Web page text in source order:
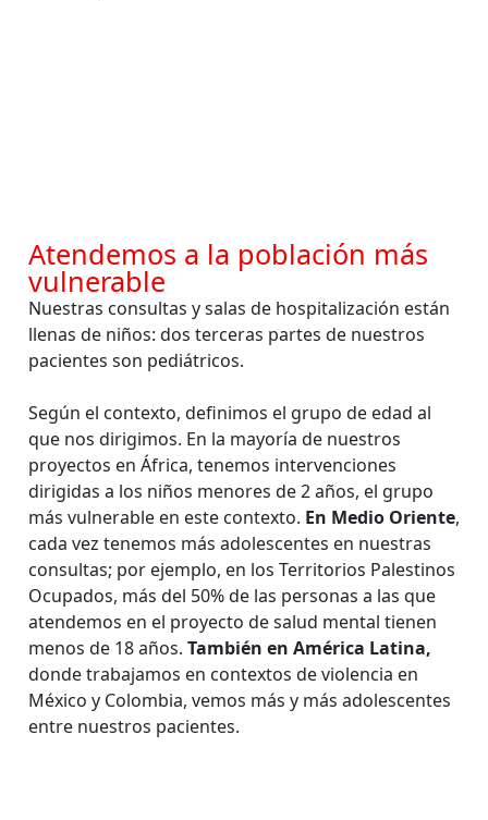
Atendemos a la población más
vulnerable
Nuestras consultas y salas de hospitalización están
llenas de niños: dos terceras partes de nuestros
pacientes son pediátricos.
Según el contexto, definimos el grupo de edad al
que nos dirigimos. En la mayoría de nuestros
proyectos en África, tenemos intervenciones
dirigidas a los niños menores de 2 años, el grupo
más vulnerable en este contexto. En Medio Oriente,
cada vez tenemos más adolescentes en nuestras
consultas; por ejemplo, en los Territorios Palestinos
Ocupados, más del 50% de las personas a las que
atendemos en el proyecto de salud mental tienen
menos de 18 años. También en América Latina,
donde trabajamos en contextos de violencia en
México y Colombia, vemos más y más adolescentes
entre nuestros pacientes.